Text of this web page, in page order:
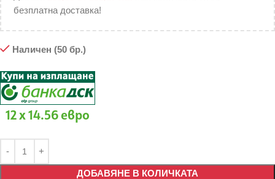
безплатна доставка!
Наличен (50 бр.)
ДОБАВЯНЕ В КОЛИЧКАТА
12 x 14.56 евро